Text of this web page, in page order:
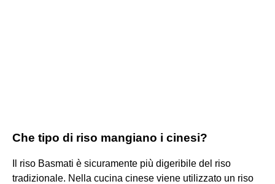
Che tipo di riso mangiano i cinesi?
Il riso Basmati è sicuramente più digeribile del riso
tradizionale. Nella cucina cinese viene utilizzato un riso